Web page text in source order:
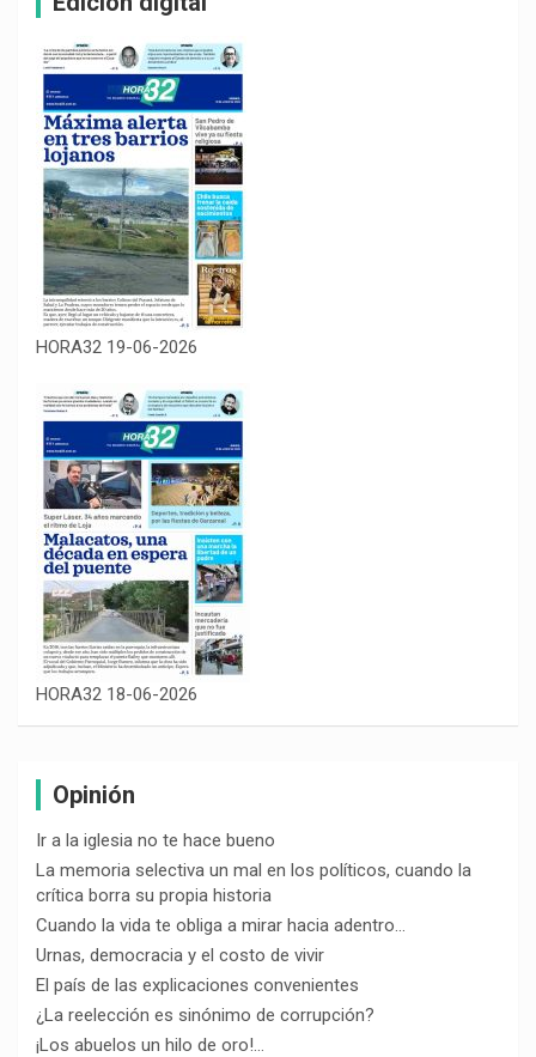
HORA32 19-06-2026
HORA32 18-06-2026
Opinión
Ir a la iglesia no te hace bueno
La memoria selectiva un mal en los políticos, cuando la
crítica borra su propia historia
Cuando la vida te obliga a mirar hacia adentro…
Urnas, democracia y el costo de vivir
El país de las explicaciones convenientes
¿La reelección es sinónimo de corrupción?
¡Los abuelos un hilo de oro!…